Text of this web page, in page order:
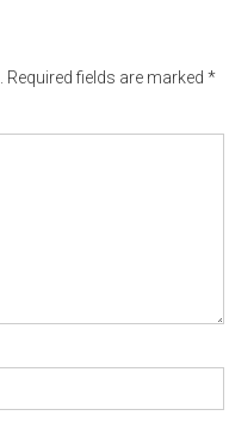
Required fields are marked*